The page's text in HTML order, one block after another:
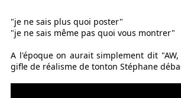
"je ne sais plus quoi poster"
"je ne sais même pas quoi vous montrer"
A l'époque on aurait simplement dit "AW,
gifle de réalisme de tonton Stéphane